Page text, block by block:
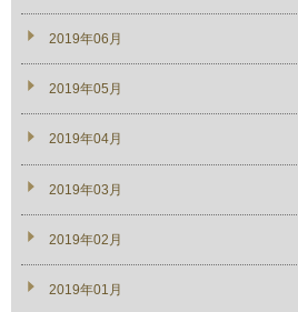
2019年06月
2019年05月
2019年04月
2019年03月
2019年02月
2019年01月